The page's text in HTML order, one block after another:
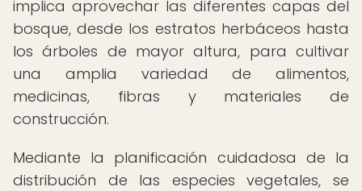
implica aprovechar las diferentes capas del
bosque, desde los estratos herbáceos hasta
los árboles de mayor altura, para cultivar
una amplia variedad de alimentos,
medicinas, fibras y materiales de
construcción.
Mediante la planificación cuidadosa de la
distribución de las especies vegetales, se